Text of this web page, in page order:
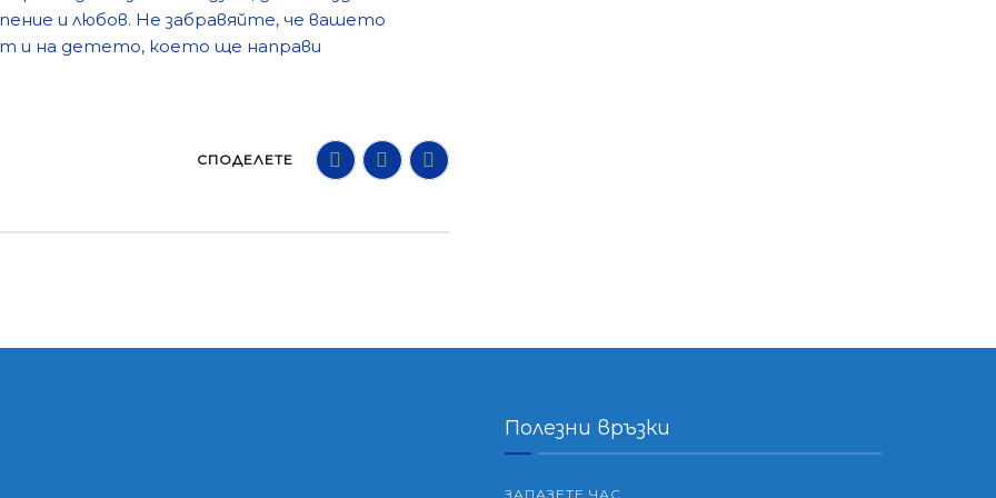
и любов. Не забравяйте, че вашето
и на детето, което ще направи
СПОДЕЛЕТЕ
Полезни връзки
ЗАПАЗЕТЕ ЧАС